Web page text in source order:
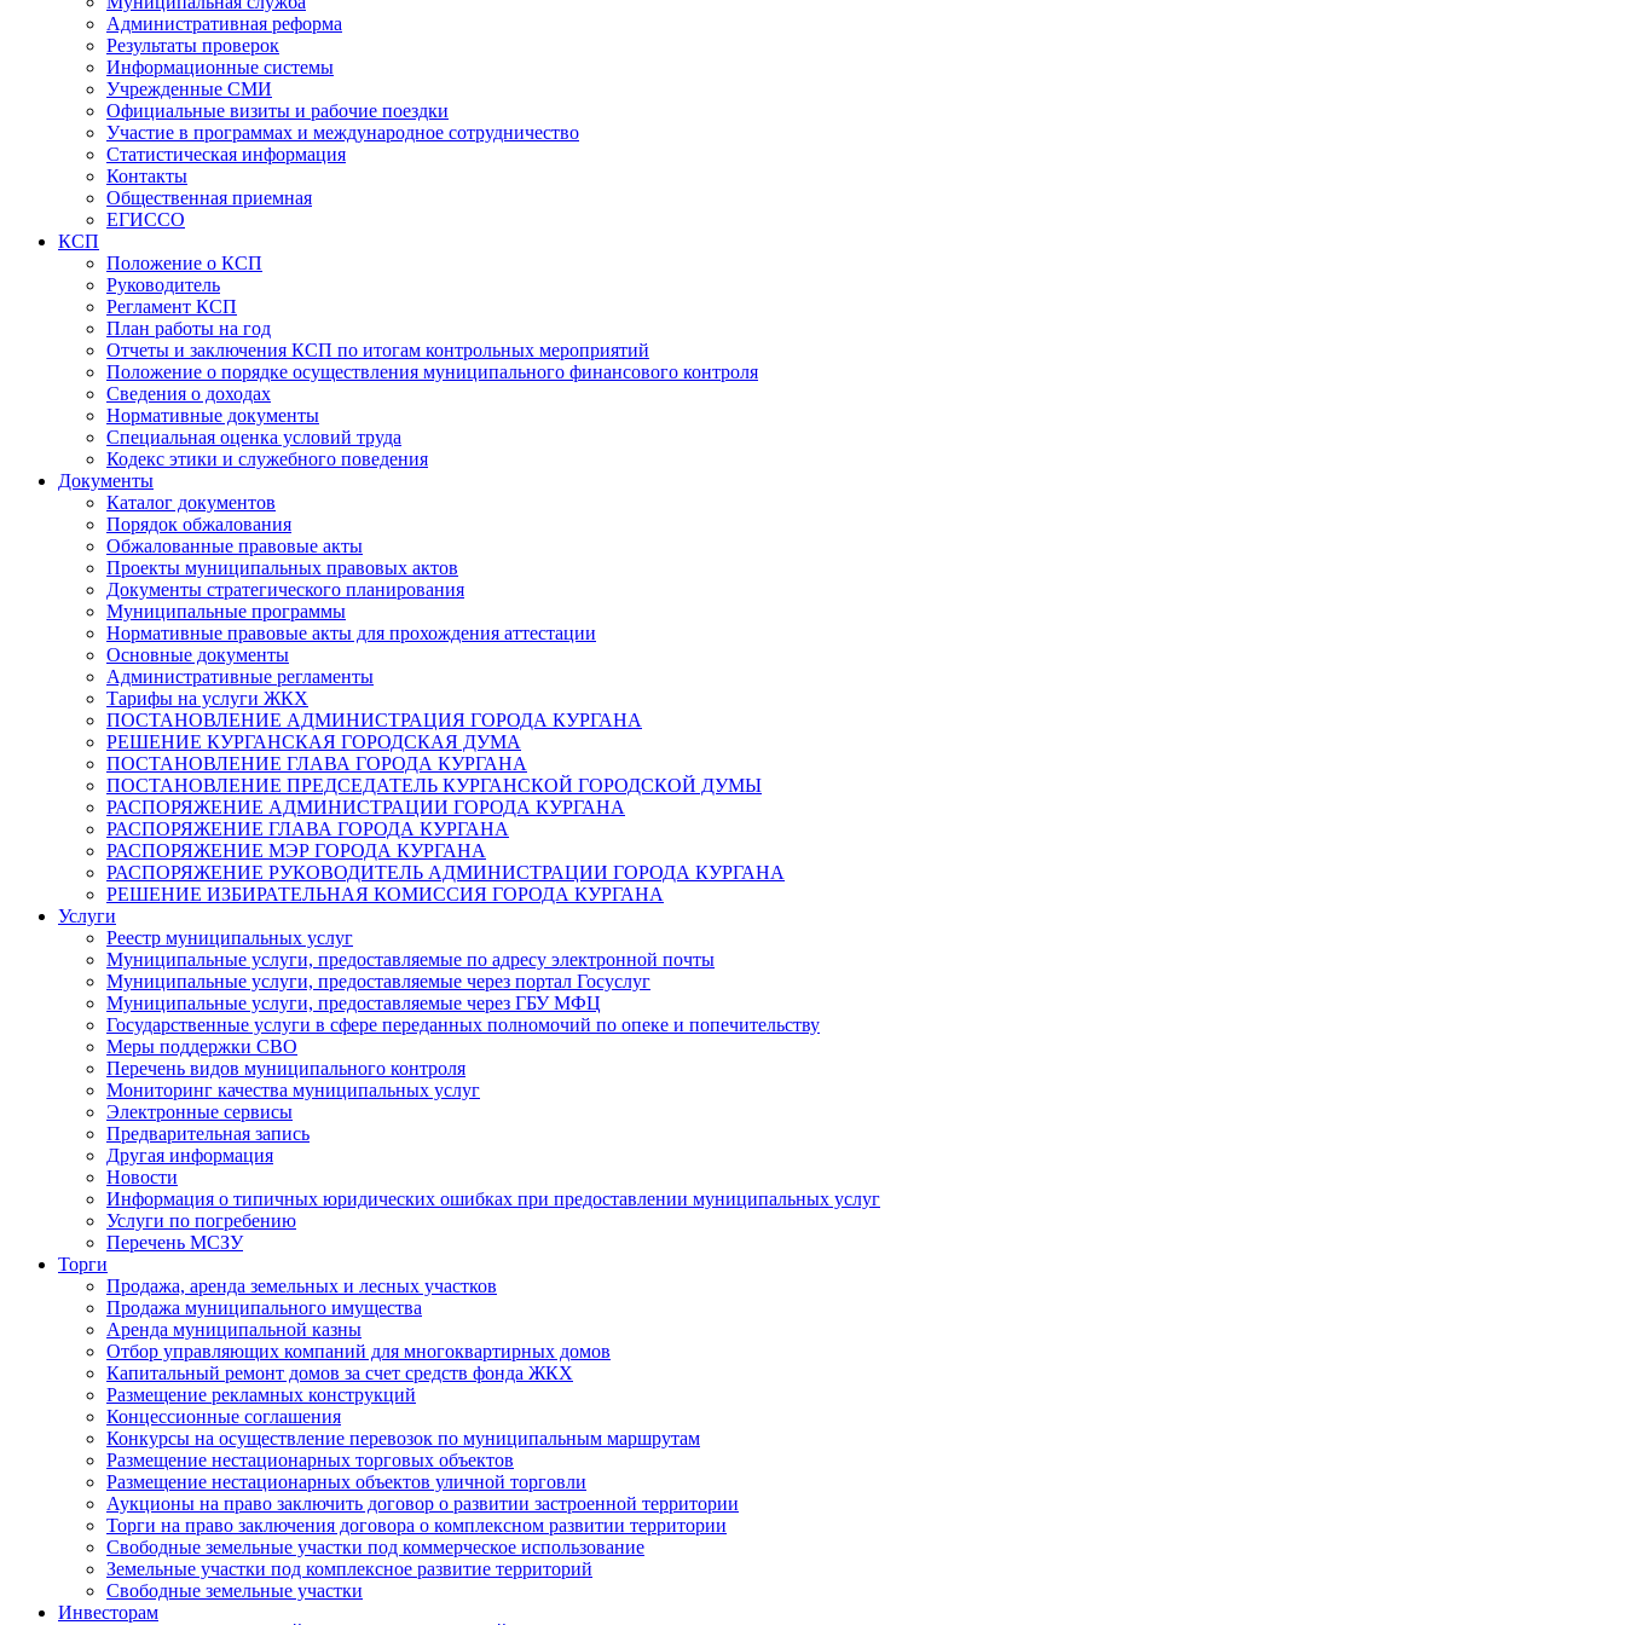
Административная реформа
Результаты проверок
Информационные системы
Учрежденные СМИ
Официальные визиты и рабочие поездки
Участие в программах и международное сотрудничество
Статистическая информация
Контакты
Общественная приемная
ЕГИССО
КСП
Положение о КСП
Руководитель
Регламент КСП
План работы на год
Отчеты и заключения КСП по итогам контрольных мероприятий
Положение о порядке осуществления муниципального финансового контроля
Сведения о доходах
Нормативные документы
Специальная оценка условий труда
Кодекс этики и служебного поведения
Документы
Каталог документов
Порядок обжалования
Обжалованные правовые акты
Проекты муниципальных правовых актов
Документы стратегического планирования
Муниципальные программы
Нормативные правовые акты для прохождения аттестации
Основные документы
Административные регламенты
Тарифы на услуги ЖКХ
ПОСТАНОВЛЕНИЕ АДМИНИСТРАЦИЯ ГОРОДА КУРГАНА
РЕШЕНИЕ КУРГАНСКАЯ ГОРОДСКАЯ ДУМА
ПОСТАНОВЛЕНИЕ ГЛАВА ГОРОДА КУРГАНА
ПОСТАНОВЛЕНИЕ ПРЕДСЕДАТЕЛЬ КУРГАНСКОЙ ГОРОДСКОЙ ДУМЫ
РАСПОРЯЖЕНИЕ АДМИНИСТРАЦИИ ГОРОДА КУРГАНА
РАСПОРЯЖЕНИЕ ГЛАВА ГОРОДА КУРГАНА
РАСПОРЯЖЕНИЕ МЭР ГОРОДА КУРГАНА
РАСПОРЯЖЕНИЕ РУКОВОДИТЕЛЬ АДМИНИСТРАЦИИ ГОРОДА КУРГАНА
РЕШЕНИЕ ИЗБИРАТЕЛЬНАЯ КОМИССИЯ ГОРОДА КУРГАНА
Услуги
Реестр муниципальных услуг
Муниципальные услуги, предоставляемые по адресу электронной почты
Муниципальные услуги, предоставляемые через портал Госуслуг
Муниципальные услуги, предоставляемые через ГБУ МФЦ
Государственные услуги в сфере переданных полномочий по опеке и попечительству
Меры поддержки СВО
Перечень видов муниципального контроля
Мониторинг качества муниципальных услуг
Электронные сервисы
Предварительная запись
Другая информация
Новости
Информация о типичных юридических ошибках при предоставлении муниципальных услуг
Услуги по погребению
Перечень МСЗУ
Торги
Продажа, аренда земельных и лесных участков
Продажа муниципального имущества
Аренда муниципальной казны
Отбор управляющих компаний для многоквартирных домов
Капитальный ремонт домов за счет средств фонда ЖКХ
Размещение рекламных конструкций
Концессионные соглашения
Конкурсы на осуществление перевозок по муниципальным маршрутам
Размещение нестационарных торговых объектов
Размещение нестационарных объектов уличной торговли
Аукционы на право заключить договор о развитии застроенной территории
Торги на право заключения договора о комплексном развитии территории
Свободные земельные участки под коммерческое использование
Земельные участки под комплексное развитие территорий
Свободные земельные участки
Инвесторам